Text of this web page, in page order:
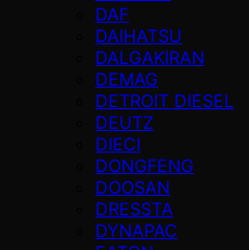
DAF
DAIHATSU
DALGAKIRAN
DEMAG
DETROIT DIESEL
DEUTZ
DIECI
DONGFENG
DOOSAN
DRESSTA
DYNAPAC